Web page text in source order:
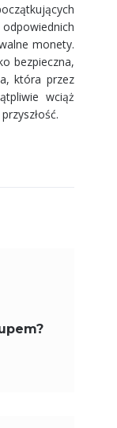
monety.
bezpieczna,
która przez
wciąż